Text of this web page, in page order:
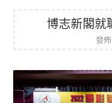
博志新閣就
發